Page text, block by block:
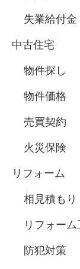
失業給付金
中古住宅
物件探し
物件価格
売買契約
火災保険
リフォーム
相見積もり
リフォー
防犯対策